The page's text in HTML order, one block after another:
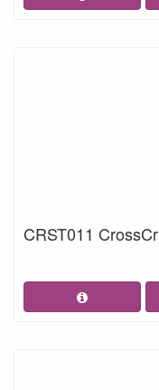
CRST011